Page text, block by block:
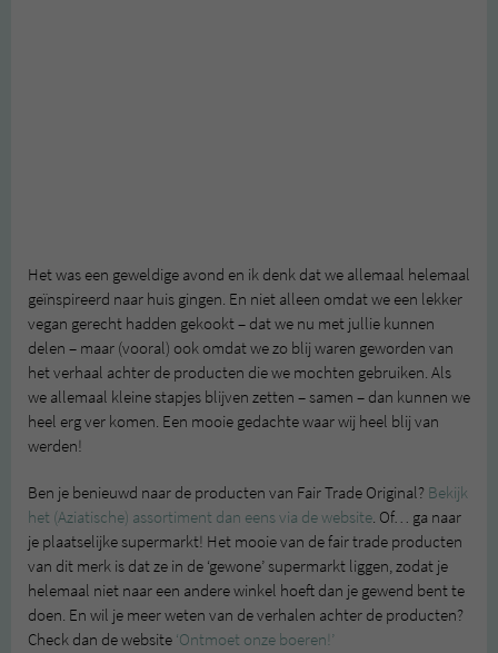
Het was een geweldige avond en ik denk dat we allemaal helemaal
geïnspireerd naar huis gingen. En niet alleen omdat we een lekker
vegan gerecht hadden gekookt – dat we nu met jullie kunnen
delen – maar (vooral) ook omdat we zo blij waren geworden van
het verhaal achter de producten die we mochten gebruiken. Als
we allemaal kleine stapjes blijven zetten – samen – dan kunnen we
heel erg ver komen. Een mooie gedachte waar wij heel blij van
werden!
Ben je benieuwd naar de producten van Fair Trade Original? Bekijk
het (Aziatische) assortiment dan eens via de website. Of… ga naar
je plaatselijke supermarkt! Het mooie van de fair trade producten
van dit merk is dat ze in de ‘gewone’ supermarkt liggen, zodat je
helemaal niet naar een andere winkel hoeft dan je gewend bent te
doen. En wil je meer weten van de verhalen achter de producten?
Check dan de website ‘Ontmoet onze boeren!’